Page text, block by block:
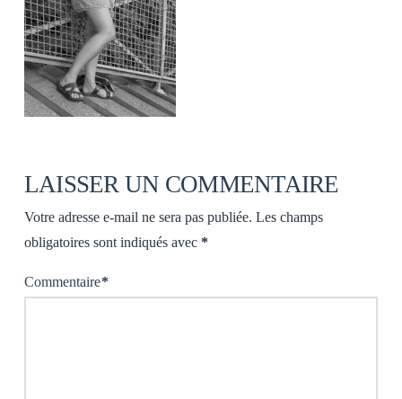
LAISSER UN COMMENTAIRE
Votre adresse e-mail ne sera pas publiée. Les champs
obligatoires sont indiqués avec *
Commentaire*